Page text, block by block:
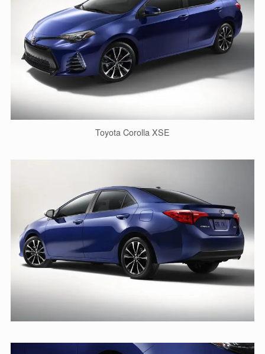
Toyota Corolla XSE